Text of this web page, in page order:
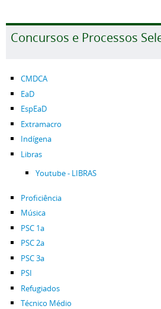
Concursos e Processos
CMDCA
EaD
EspEaD
Extramacro
Indígena
Libras
Youtube - LIBRAS
Proficiência
Música
PSC 1a
PSC 2a
PSC 3a
PSI
Refugiados
Técnico Médio